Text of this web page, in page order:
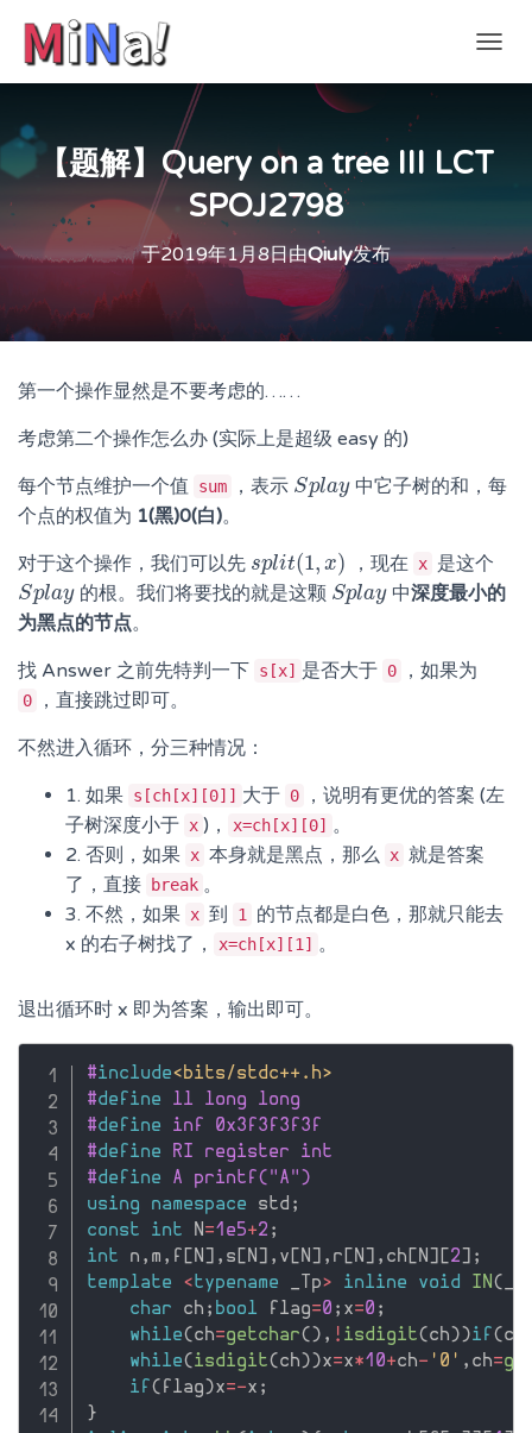
换
【题解】Query on a tree III LCT
SPOJ2798
于2019年1月8日由Qiuly发布
第一个操作显然是不要考虑的……
考虑第二个操作怎么办 (实际上是超级 easy 的)
每个节点维护一个值 sum ，表示 Splay
Splay 中它子树的和，每
个点的权值为 1(黑)0(白)。
对于这个操作，我们可以先 split(1, x)
split(1,x ) ，现在 x 是这个
Splay
Splay 的根。我们将要找的就是这颗 Splay
Splay 中深度最小的
为黑点的节点。
找 Answer 之前先特判一下 s[x] 是否大于 0 ，如果为
0
，直接跳过即可。
不然进入循环，分三种情况：
1. 如果 s[ch[x][0]] 大于 0
，说明有更优的答案 (左
子树深度小于 x )， x=ch[x][0] 。
2. 否则，如果 x 本身就是黑点，那么 x 就是答案
了，直接
break 。
3. 不然，如果 x 到 1
的节点都是白色，那就只能去
x 的右子树找了，
x=ch[x][1] 。
退出循环时 x 即为答案，输出即可。
#include<bits/stdc++.h>
#define ll long long
#define inf 0x3f3f3f3f
#define RI register int
#define A printf("A")
using
namespace std ;
const
int N=1e5+2 ;
int n , m , f [N] , s [N] , v [N] , r [N] , ch [N] [2] ;
template
<typename _Tp> inline void IN(
char ch ; bool flag=0 ; x=0 ;
while(ch=getchar() , ! isdigit(ch))if (ch
while(isdigit(ch))x=x*10+ch- '0' , ch=
if ( flag)x=-x ;
}